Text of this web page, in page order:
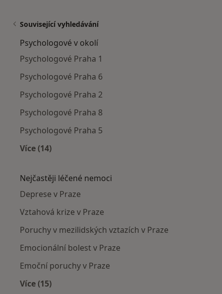
Související vyhledávání
Psychologové v okolí
Psychologové Praha 1
Psychologové Praha 6
Psychologové Praha 2
Psychologové Praha 8
Psychologové Praha 5
Více (14)
Nejčastěji léčené nemoci
Deprese v Praze
Vztahová krize v Praze
Poruchy v mezilidských vztazích v Praze
Emocionální bolest v Praze
Emoční poruchy v Praze
Více (15)